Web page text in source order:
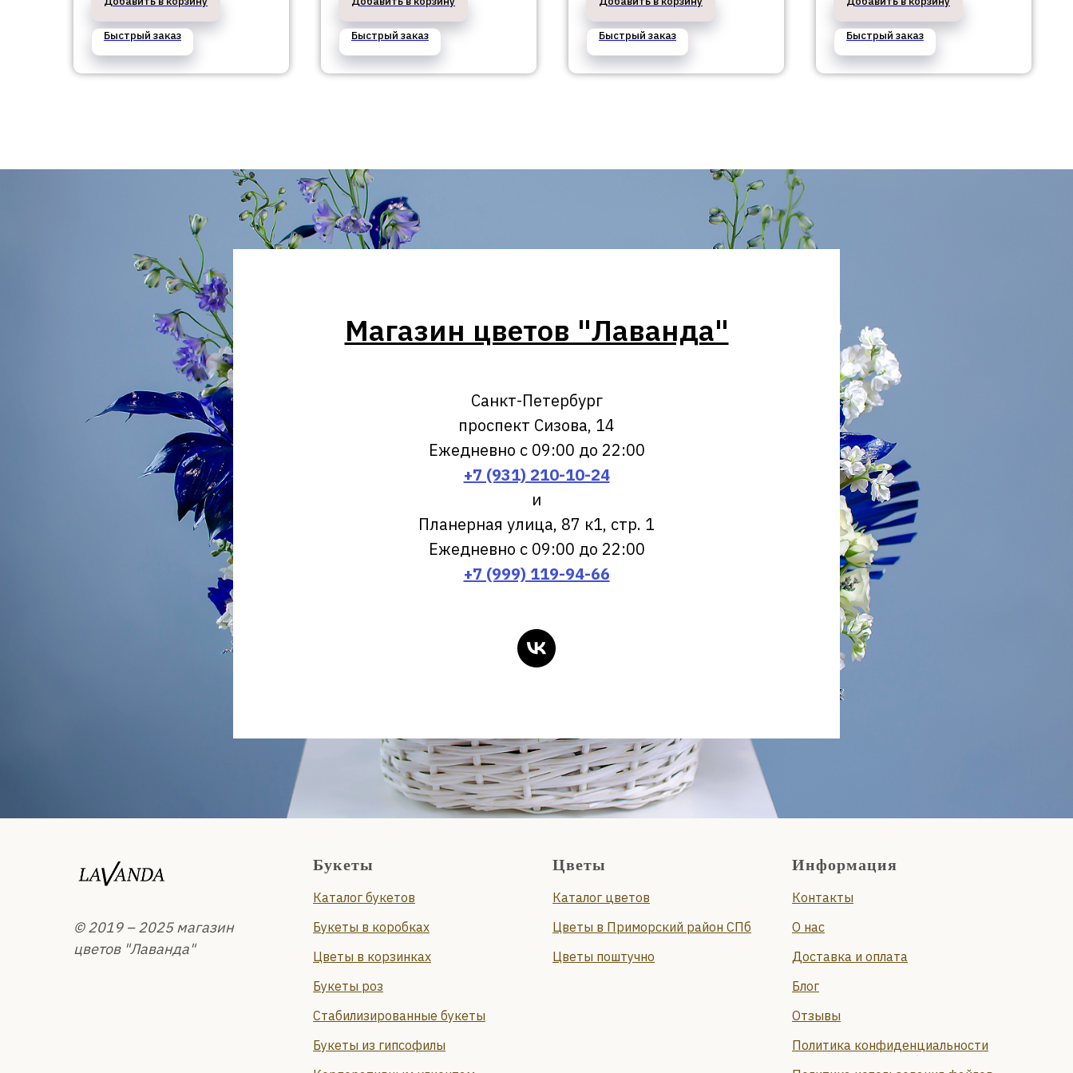
Быстрый заказ Быстрый заказ Быстрый заказ Быстрый заказ
Магазин цветов "Лаванда"
Санкт-Петербург
проспект Сизова, 14
Ежедневно с 09:00 до 22:00
+7 (931) 210-10-24
и
Планерная улица, 87 к1, стр. 1
Ежедневно с 09:00 до 22:00
+7 (999) 119-94-66
© 2019 – 2025 магазин
цветов "Лаванда"
Букеты
Каталог букетов
Букеты в коробках
Цветы в корзинках
Букеты роз
Стабилизированные букеты
Букеты из гипсофилы
Цветы
Каталог цветов
Цветы в Приморский район СПб
Цветы поштучно
Информация
Контакты
О нас
Доставка и оплата
Блог
Отзывы
Политика конфиденциальности